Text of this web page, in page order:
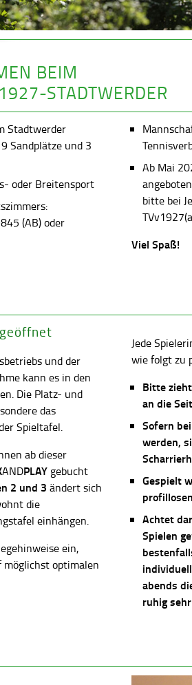
BEIM
STADTWERDER
Stadtwerder
Sandplätze und 3
oder Breitensport
(AB) oder
Ab Mai
bitte bei
Viel Spaß!
und der
kann es in den
Die Platz- und
das
Spieltafel.
ab dieser
ANDPLAY gebucht
2 und 3 ändert sich
die
einhängen.
ein,
optimalen
Jede
wie folgt zu
Bitte
an die
Sofern
werden,
Gespielt
Achtet
Spielen
abends
ruhig